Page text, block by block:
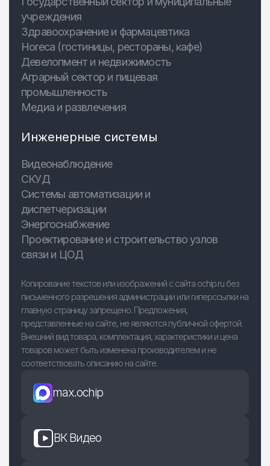
учреждения
Здравоохранение и фармацевтика
Horeca (гостиницы, рестораны, кафе)
Девелопмент и недвижимость
Аграрный сектор и пищевая
промышленность
Медиа и развлечения
Инженерные системы
Видеонаблюдение
СКУД
Системы автоматизации и
диспетчеризации
Энергоснабжение
Проектирование и строительство узлов
связи и ЦОД
Копирование текстов или изображений с сайта ochip.ru без
письменного разрешения администрации или гиперссылки на
главную страницу запрещено. Предложения,
представленные на сайте, не являются публичной офертой.
Внешний вид товара, комплектация, характеристики и цена
товаров может быть изменена производителем и не
соответствовать описанию на сайте.
max.ochip
ВК Видео